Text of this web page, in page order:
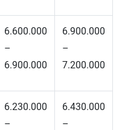
6.600.000
–
6.900.000
6.900.000
–
7.200.000
6.230.000
–
6.430.000
–